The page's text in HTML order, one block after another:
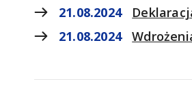
21.08.2024
21.08.2024